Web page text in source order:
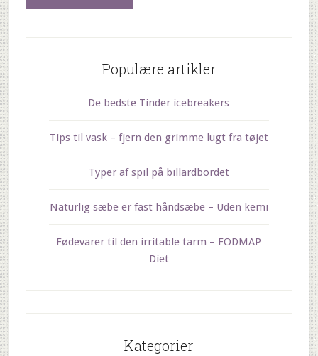
Populære artikler
De bedste Tinder icebreakers
Tips til vask – fjern den grimme lugt fra tøjet
Typer af spil på billardbordet
Naturlig sæbe er fast håndsæbe – Uden kemi
Fødevarer til den irritable tarm – FODMAP
Diet
Kategorier